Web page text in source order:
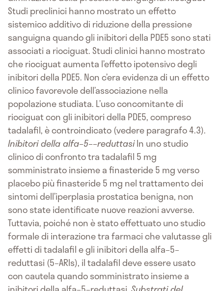
Studi preclinici hanno mostrato un effetto
sistemico additivo di riduzione della pressione
sanguigna quando gli inibitori della PDE5 sono stati
associati a riociguat. Studi clinici hanno mostrato
che riociguat aumenta l’effetto ipotensivo degli
inibitori della PDE5. Non c’era evidenza di un effetto
clinico favorevole dell’associazione nella
popolazione studiata. L’uso concomitante di
riociguat con gli inibitori della PDE5, compreso
tadalafil, è controindicato (vedere paragrafo 4.3).
Inibitori della alfa–5––reduttasiIn uno studio
clinico di confronto tra tadalafil 5 mg
somministrato insieme a finasteride 5 mg verso
placebo più finasteride 5 mg nel trattamento dei
sintomi dell’iperplasia prostatica benigna, non
sono state identificate nuove reazioni avverse.
Tuttavia, poiché non è stato effettuato uno studio
formale di interazione tra farmaci che valutasse gli
effetti di tadalafil e gli inibitori della alfa–5–
reduttasi (5–ARIs), il tadalafil deve essere usato
con cautela quando somministrato insieme a